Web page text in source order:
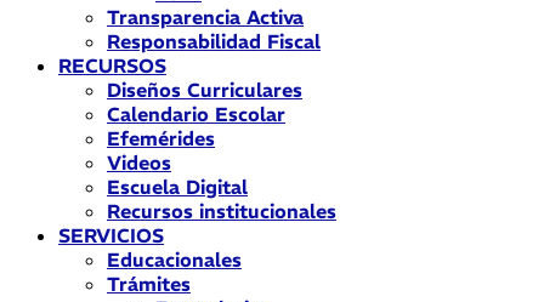
Transparencia Activa
Responsabilidad Fiscal
RECURSOS
Diseños Curriculares
Calendario Escolar
Efemérides
Videos
Escuela Digital
Recursos institucionales
SERVICIOS
Educacionales
Trámites